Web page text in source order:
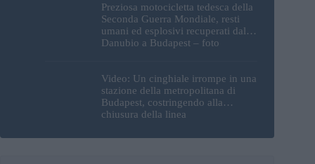
Preziosa motocicletta tedesca della
Seconda Guerra Mondiale, resti
umani ed esplosivi recuperati dal
Danubio a Budapest – foto
Video: Un cinghiale irrompe in una
stazione della metropolitana di
Budapest, costringendo alla
chiusura della linea